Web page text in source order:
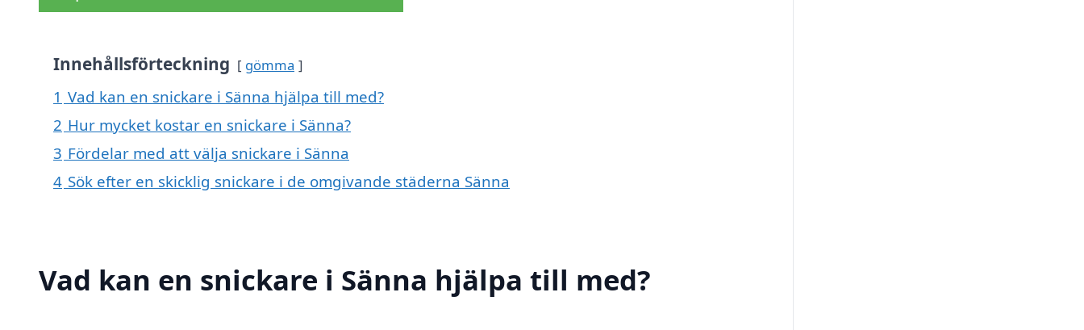
Innehållsförteckning gömma
1 Vad kan en snickare i Sänna hjälpa till med?
2 Hur mycket kostar en snickare i Sänna?
3 Fördelar med att välja snickare i Sänna
4 Sök efter en skicklig snickare i de omgivande städerna Sänna
Vad kan en snickare i Sänna hjälpa till med?